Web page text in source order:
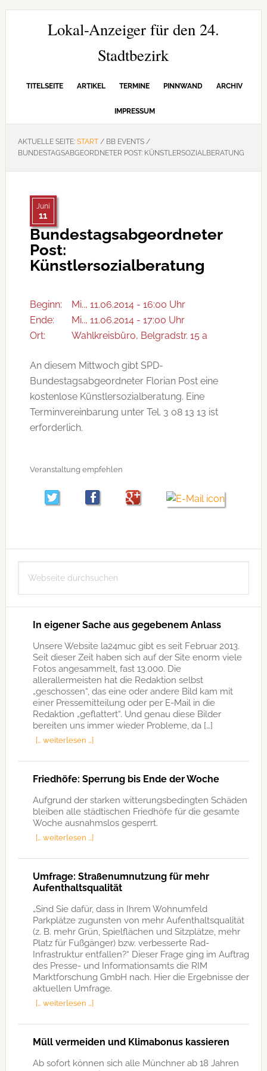
Zur
Hauptnavigation
Zum
Zur
SeitenspalteLokal-Anzeiger für den 24.
Stadtbezirk
TITELSEITE ARTIKEL TERMINE PINNWAND ARCHIV
IMPRESSUM
AKTUELLE SEITE: START /BB EVENTS /
BUNDESTAGSABGEORDNETER POST: KÜNSTLERSOZIALBERATUNG
Juni
11
Bundestagsabgeordneter
Post:
Künstlersozialberatung
Beginn:
Mi.., 11.06.2014 - 16:00 Uhr
Ende:
Mi.., 11.06.2014 - 17:00 Uhr
Ort:
Wahlkreisbüro, Belgradstr. 15 a
An diesem Mittwoch gibt SPD-
Bundestagsabgeordneter Florian Post eine
kostenlose Künstlersozialberatung. Eine
Terminvereinbarung unter Tel. 3 08 13 13 ist
erforderlich.
Veranstaltung empfehlen
Seitenspalte
durchsuchen
In eigener Sache aus gegebenem Anlass
Unsere Website la24muc gibt es seit Februar 2013.
Seit dieser Zeit haben sich auf der Site enorm viele
Fotos angesammelt, fast 13.000. Die
allerallermeisten hat die Redaktion selbst
„geschossen“, das eine oder andere Bild kam mit
einer Pressemitteilung oder per E-Mail in die
Redaktion „geflattert“. Und genau diese Bilder
bereiten uns immer wieder Probleme, da […]
[… weiterlesen …]
Friedhöfe: Sperrung bis Ende der Woche
Aufgrund der starken witterungsbedingten Schäden
bleiben alle städtischen Friedhöfe für die gesamte
Woche ausnahmslos gesperrt.
[… weiterlesen …]
Umfrage: Straßenumnutzung für mehr
Aufenthaltsqualität
„Sind Sie dafür, dass in Ihrem Wohnumfeld
Parkplätze zugunsten von mehr Aufenthaltsqualität
(z. B. mehr Grün, Spielflächen und Sitzplätze, mehr
Platz für Fußgänger) bzw. verbesserte Rad-
Infrastruktur entfallen?“ Dieser Frage ging im Auftrag
des Presse- und Informationsamts die RIM
Marktforschung GmbH nach. Hier die Ergebnisse der
aktuellen Umfrage.
[… weiterlesen …]
Müll vermeiden und Klimabonus kassieren
Ab sofort können sich alle Münchner ab 18 Jahren